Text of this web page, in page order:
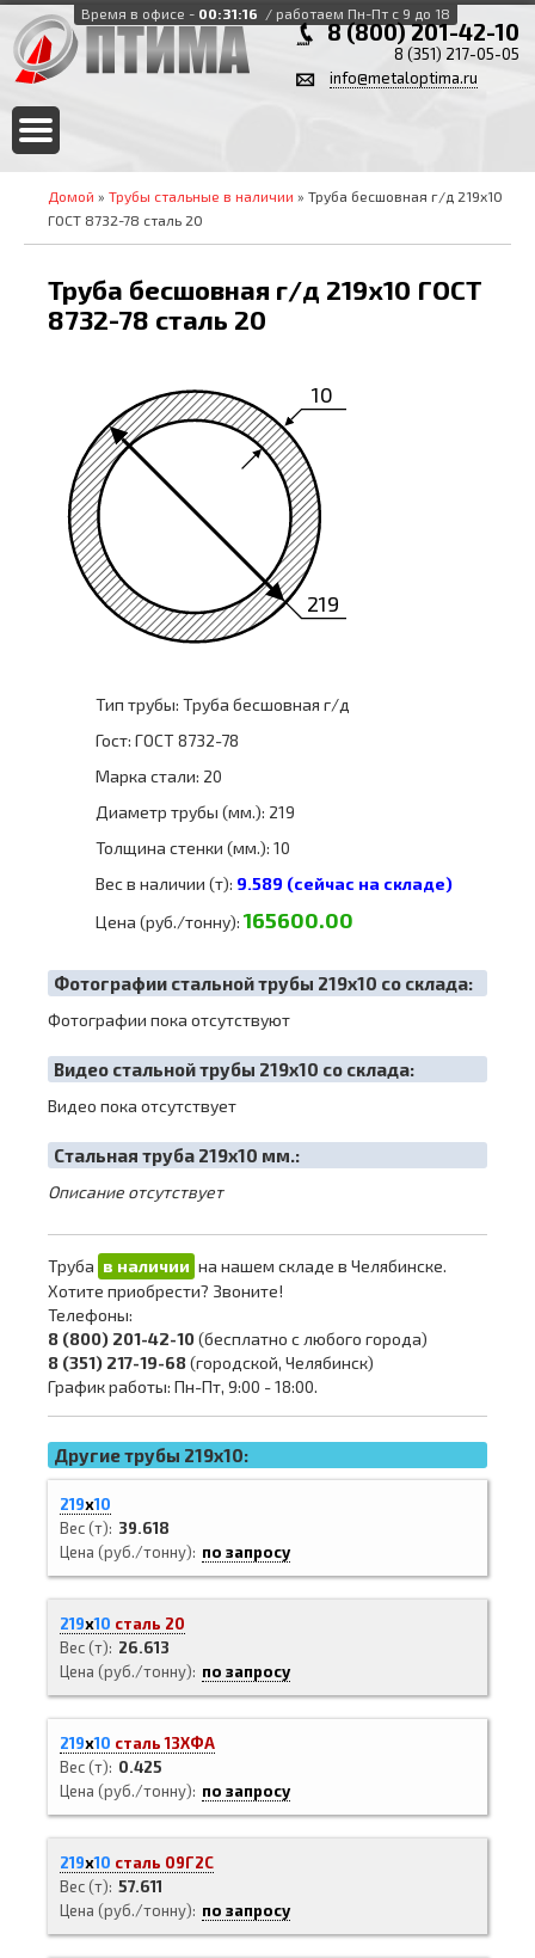
Время в офисе - 00:31:17 / работаем Пн-Пт с 9 до 18
8 (800) 201-42-10
8 (351) 217-05-05
info@metaloptima.ru
Домой » Трубы стальные в наличии » Труба бесшовная г/д 219х10
ГОСТ 8732-78 сталь 20
Труба бесшовная г/д 219х10 ГОСТ
8732-78 сталь 20
219
10
Тип трубы: Труба бесшовная г/д
Гост: ГОСТ 8732-78
Марка стали: 20
Диаметр трубы (мм.): 219
Толщина стенки (мм.): 10
Вес в наличии (т): 9.589 (сейчас на складе)
Цена (руб./тонну): 165600.00
Фотографии стальной трубы 219х10 со склада:
Фотографии пока отсутствуют
Видео стальной трубы 219х10 со склада:
Видео пока отсутствует
Cтальная труба 219х10 мм.:
Описание отсутствует
Труба в наличии на нашем складе в Челябинске.
Хотите приобрести? Звоните!
Телефоны:
8 (800) 201-42-10(бесплатно с любого города)
8 (351) 217-19-68(городской, Челябинск)
График работы: Пн-Пт, 9:00 - 18:00.
Другие трубы 219x10:
219х10
Вес (т)
39.618
Цена (руб./тонну)
по запросу
219х10 сталь 20
Вес (т)
26.613
Цена (руб./тонну)
по запросу
219х10 сталь 13ХФА
Вес (т)
0.425
Цена (руб./тонну)
по запросу
219х10 сталь 09Г2С
Вес (т) 57.611
Цена (руб./тонну)
по запросу